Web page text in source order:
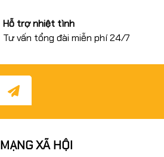
Hỗ trợ nhiệt tình
Tư vấn tổng đài miễn phí 24/7
MẠNG XÃ HỘI